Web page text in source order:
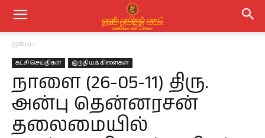
முகப்பு
கட்சி செய்திகள் இந்தியக் கிளைகள்
நாளை (26-05-11) திரு.
அன்பு தென்னரசன்
தலைமையில்